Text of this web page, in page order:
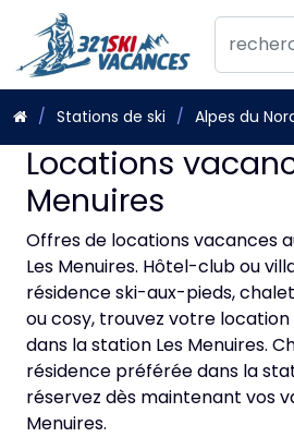
Stations de ski Alpes du
Locations
Menuires
Offres de locations vacances
Les Menuires. Hôtel-club ou
résidence ski-aux-pieds,
ou cosy, trouvez votre
dans la station Les Menuires.
résidence préférée dans la
réservez dès maintenant vos
Menuires.